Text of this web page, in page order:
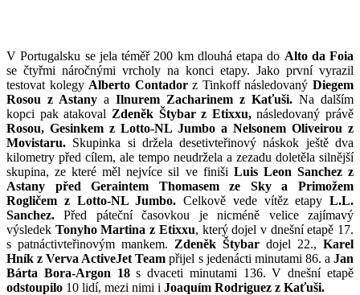
V Portugalsku se jela téměř 200 km dlouhá etapa do Alto da Foia
se čtyřmi náročnými vrcholy na konci etapy. Jako první vyrazil
testovat kolegy Alberto Contadorz Tinkoff následovanýDiegem
Rosou z Astany a Ilnurem Zacharinem z Kaťuši. Na dalším
kopci pak atakoval Zdeněk Štybar z Etixxu,následovaný právě
Rosou, Gesinkem z Lotto-NL Jumbo a Nelsonem Oliveirou z
Movistaru. Skupinka si držela desetivteřinový náskok ještě dva
kilometry před cílem, ale tempo neudržela a zezadu doletěla silnější
skupina, ze které měl nejvíce sil ve finiši Luis Leon Sanchez z
Astany před Geraintem Thomasem ze Sky a Primožem
Rogličem z Lotto-NL Jumbo. Celkově vede vítěz etapy L.L.
Sanchez. Před páteční časovkou je nicméně velice zajímavý
výsledek Tonyho Martina z Etixxu, který dojel v dnešní etapě 17.
s patnáctivteřinovým mankem. Zdeněk Štybar dojel 22., Karel
Hník z Verva ActiveJet Team přijel s jedenácti minutami 86. aJan
Bárta Bora-Argon 18s dvaceti minutami 136. V dnešní etapě
odstoupilo 10 lidí, mezi nimi i Joaquím Rodriguez z Kaťuši.